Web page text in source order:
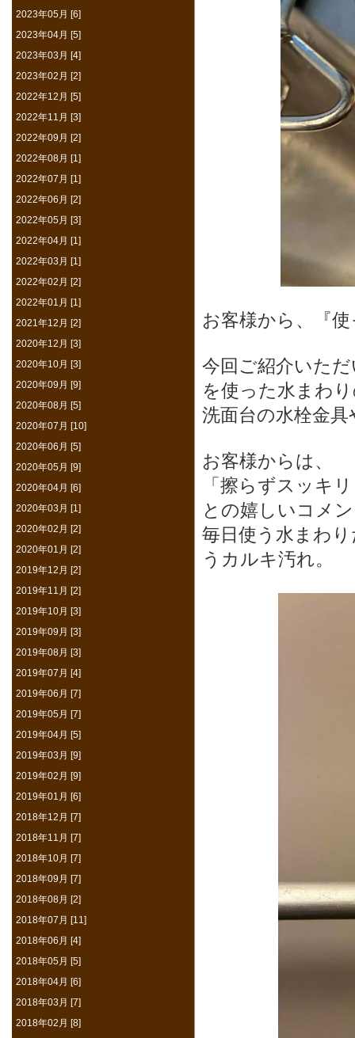
お客様から、『
今回ご紹介いた
を使った水まわ
洗面台の水栓金
お客様からは、
「擦らずスッキ
との嬉しいコメ
毎日使う水まわ
うカルキ汚れ。
2023年05月 [6]
2023年04月 [5]
2023年03月 [4]
2023年02月 [2]
2022年12月 [5]
2022年11月 [3]
2022年09月 [2]
2022年08月 [1]
2022年07月 [1]
2022年06月 [2]
2022年05月 [3]
2022年04月 [1]
2022年03月 [1]
2022年02月 [2]
2022年01月 [1]
2021年12月 [2]
2020年12月 [3]
2020年10月 [3]
2020年09月 [9]
2020年08月 [5]
2020年07月 [10]
2020年06月 [5]
2020年05月 [9]
2020年04月 [6]
2020年03月 [1]
2020年02月 [2]
2020年01月 [2]
2019年12月 [2]
2019年11月 [2]
2019年10月 [3]
2019年09月 [3]
2019年08月 [3]
2019年07月 [4]
2019年06月 [7]
2019年05月 [7]
2019年04月 [5]
2019年03月 [9]
2019年02月 [9]
2019年01月 [6]
2018年12月 [7]
2018年11月 [7]
2018年10月 [7]
2018年09月 [7]
2018年08月 [2]
2018年07月 [11]
2018年06月 [4]
2018年05月 [5]
2018年04月 [6]
2018年03月 [7]
2018年02月 [8]